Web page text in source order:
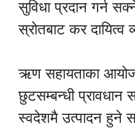
सुविधा प्रदान गर्न
स्रोतबाट कर दायित्व
ऋण सहायताका
छुटसम्बन्धी
स्वदेशमै उत्पादन हुने